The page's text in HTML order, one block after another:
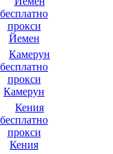
Йемен
Камерун
Кения